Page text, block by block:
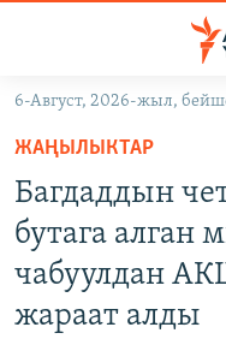
Навигацияга
өтүңүз
Издөөгө
салыңыз
САЯСАТ
ДҮЙНӨ
ДҮЙНӨ
УКРАИНА
6-Август, 2026-жыл,
ЖАҢЫЛЫКТАР
Багдаддын
бутага алган
чабуулдан
жараат алды